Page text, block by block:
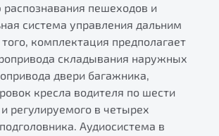
пешеходов и
система управления дальним
комплектация предполагает
складывания наружных
двери багажника,
кресла водителя по шести
регулируемого в четырех
Аудиосистема в